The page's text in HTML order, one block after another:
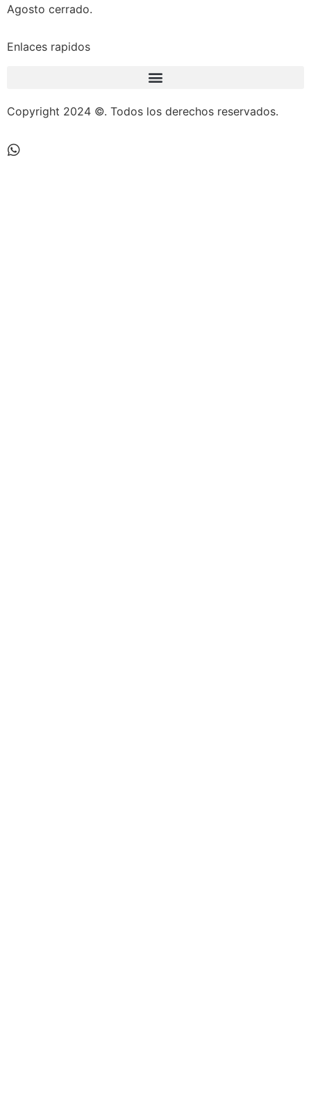
Agosto cerrado.
Enlaces rapidos
Copyright 2024 ©. Todos los derechos reservados.